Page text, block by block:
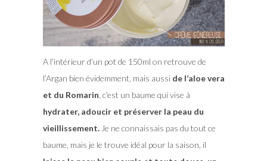
A l’intérieur d’un pot de 150ml on retrouve de
l’Argan bien évidemment, mais aussi de l’aloe vera
et du Romarin , c’est un baume qui vise à
hydrater, adoucir et préserver la peau du
vieillissement.Je ne connaissais pas du tout ce
baume, mais je le trouve idéal pour la saison, il